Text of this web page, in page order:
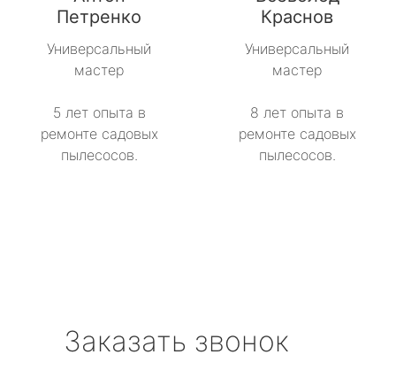
Петренко
Универсальный
мастер
5 лет опыта в
ремонте садовых
пылесосов.
Краснов
Универсальный
мастер
8 лет опыта в
ремонте садовых
пылесосов.
Заказать звонок